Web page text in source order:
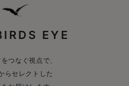
EYE
つなぐ視点で、
らセレクトした